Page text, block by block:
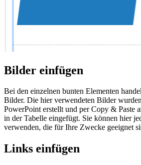
Bilder einfügen
Bei den einzelnen bunten Elementen
Bilder. Die hier verwendeten Bilder
PowerPoint erstellt und per Copy & Paste
in der Tabelle eingefügt. Sie können hier
verwenden, die für Ihre Zwecke geeignet
Links einfügen